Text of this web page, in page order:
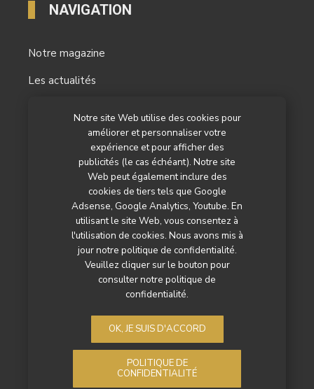
Notre site Web utilise des cookies pour
améliorer et personnaliser votre
expérience et pour afficher des
publicités (le cas échéant). Notre site
Web peut également inclure des
cookies de tiers tels que Google
Adsense, Google Analytics, Youtube. En
utilisant le site Web, vous consentez à
l'utilisation de cookies. Nous avons mis à
jour notre politique de confidentialité.
Veuillez cliquer sur le bouton pour
consulter notre politique de
confidentialité.
OK, JE SUIS D'ACCORD
POLITIQUE DE
CONFIDENTIALITÉ
NAVIGATION
Notre magazine
Les actualités
Nos autres titres
Qui sommes-nous ?
Contactez-nous
Politique de confidentialité